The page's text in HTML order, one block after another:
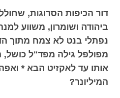
דור הכיפות הסרוגות,
ביהודה ושומרון, משווע
נפתלי בנט לא צמח מתוך
מפולפל גילה מפד"ל כושל,
אותו עד לאקזיט הבא *
המיליונר?